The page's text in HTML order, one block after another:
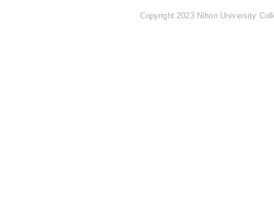
Copyright 2023 Nihon University